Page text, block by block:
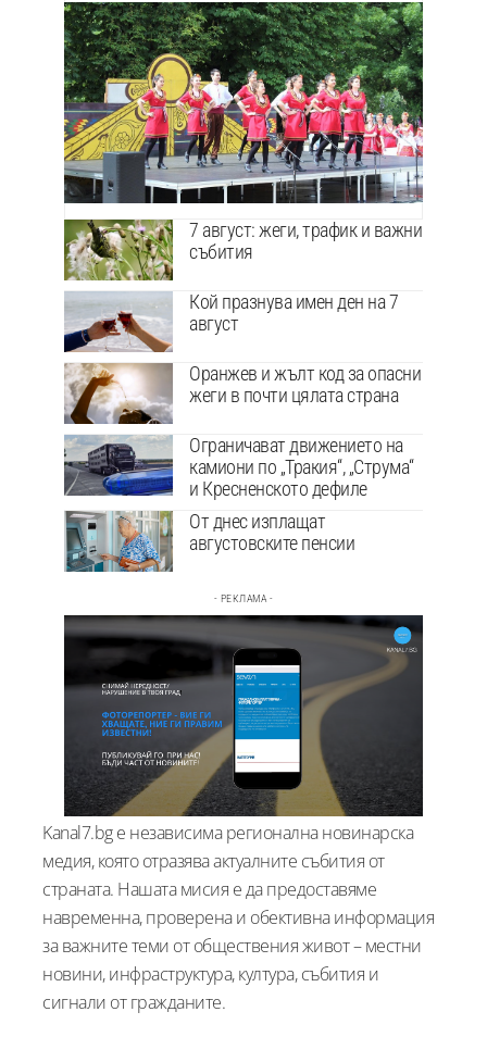
7 август: жеги, трафик и важни
събития
Кой празнува имен ден на 7
август
Оранжев и жълт код за опасни
жеги в почти цялата страна
Ограничават движението на
камиони по „Тракия“, „Струма“
и Кресненското дефиле
От днес изплащат
августовските пенсии
- РЕКЛАМА -
Kanal7.bg е независима регионална новинарска
медия, която отразява актуалните събития от
страната. Нашата мисия е да предоставяме
навременна, проверена и обективна информация
за важните теми от обществения живот – местни
новини, инфраструктура, култура, събития и
сигнали от гражданите.